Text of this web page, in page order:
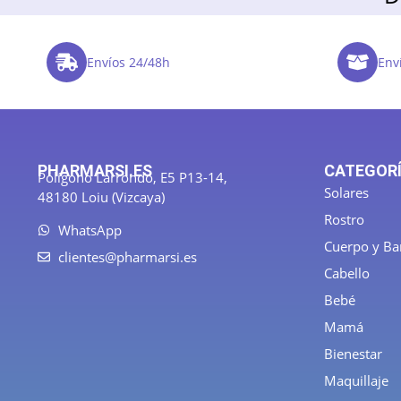
Envíos 24/48h
PHARMARSI.ES
Polígono Larrondo, E5 P13-14,
48180 Loiu (Vizcaya)
WhatsApp
clientes@pharmarsi.es
Solares
Rostro
Cuerpo y
Cabello
Bebé
Mamá
Bienestar
Maquillaje